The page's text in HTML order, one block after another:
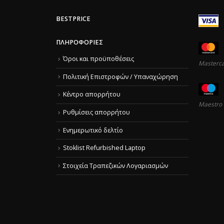
BESTPRICE
ΠΛΗΡΟΦΟΡΊΕΣ
Όροι και προϋποθέσεις
Πολιτική Επιστροφών / Υπαναχώρηση
Κέντρο απορρήτου
Ρυθμίσεις απορρήτου
Ενημερωτικό δελτίο
Stoklist Refurbished Laptop
Στοιχεία Τραπεζικών Λογαριασμών
Maestro